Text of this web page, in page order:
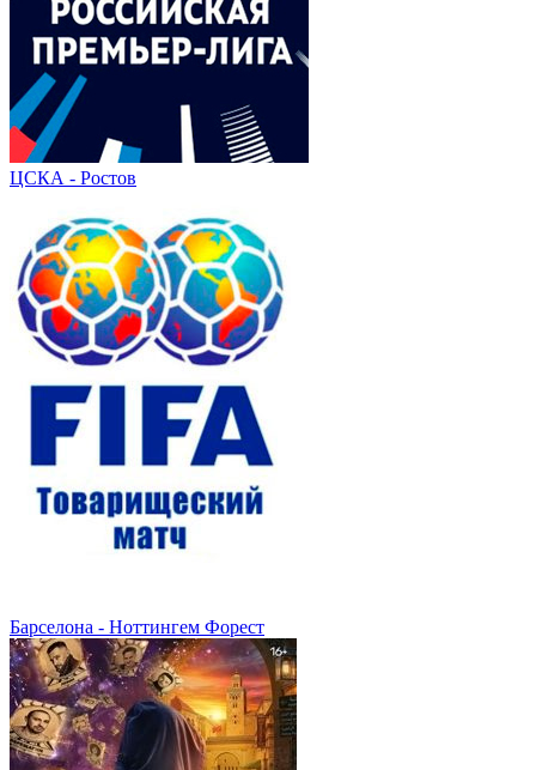
ЦСКА - Ростов
Барселона - Ноттингем Форест